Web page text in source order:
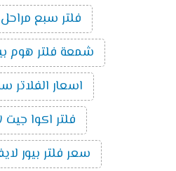
فلتر سبع
شمعة فلتر هوم بيور 7
اسعار الفلاتر
فلتر اكوا جيت ٧ مراحل
سعر فلتر بيور لايف 7